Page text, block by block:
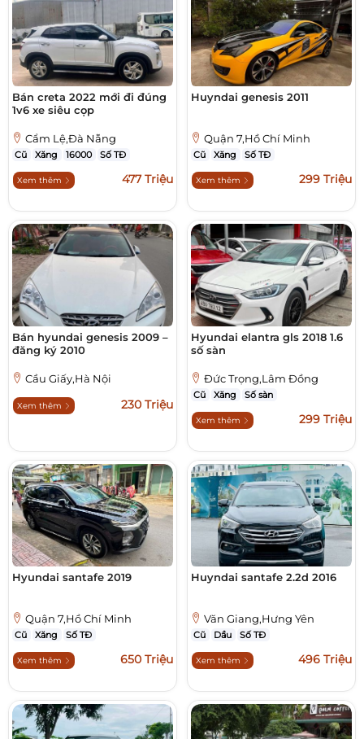
Bán creta 2022 mới đi đúng
1v6 xe siêu cọp
Cẩm Lệ,Đà Nẵng
Cũ Xăng 16000 Số TĐ
Xem thêm 477 Triệu
Huyndai genesis 2011
Quận 7,Hồ Chí Minh
Cũ Xăng Số TĐ
Xem thêm 299 Triệu
Bán hyundai genesis 2009 –
đăng ký 2010
Cầu Giấy,Hà Nội
Xem thêm 230 Triệu
Hyundai elantra gls 2018 1.6
số sàn
Đức Trọng,Lâm Đồng
Cũ Xăng Số sàn
Xem thêm 299 Triệu
Hyundai santafe 2019
Quận 7,Hồ Chí Minh
Cũ Xăng Số TĐ
Xem thêm 650 Triệu
Huyndai santafe 2.2d 2016
Văn Giang,Hưng Yên
Cũ Dầu Số TĐ
Xem thêm 496 Triệu